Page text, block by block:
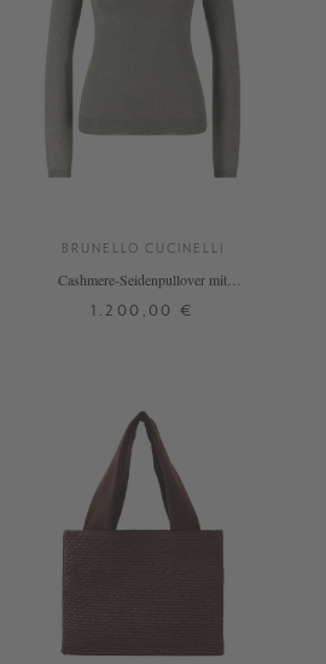
BRUNELLO CUCINELLI
Cashmere-Seidenpullover mit
1.200,00 €
+ WEITERE FARBEN
DETAILS